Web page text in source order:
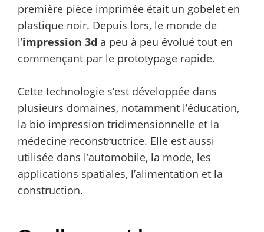
première pièce imprimée était un gobelet en
plastique noir. Depuis lors, le monde de
l’impression 3d a peu à peu évolué tout en
commençant par le prototypage rapide.
Cette technologie s’est développée dans
plusieurs domaines, notamment l’éducation,
la bio impression tridimensionnelle et la
médecine reconstructrice. Elle est aussi
utilisée dans l’automobile, la mode, les
applications spatiales, l’alimentation et la
construction.